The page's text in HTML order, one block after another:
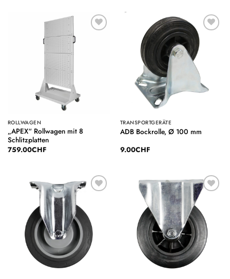
Wunschliste
ROLLWAGEN
„APEX“ Rollwagen mit 8
Schlitzplatten
759.00CHF
Auf die
Wunschliste
TRANSPORTGERÄTE
ADB Bockrolle, Ø 100 mm
9.00CHF
Wunschliste
Auf die
Wunschliste